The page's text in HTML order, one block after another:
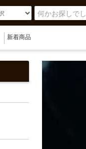
新着商品